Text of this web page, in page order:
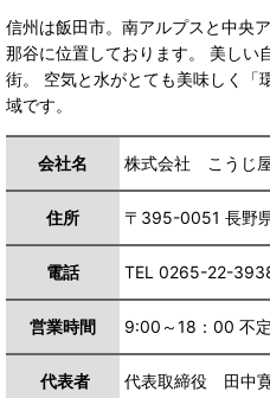
信州は飯田市。南アルプスと中央
那谷に位置しております。 美しい
街。 空気と水がとても美味しく「
域です。
会社名 株式会社 こうじ
住所 〒395-0051 長野
電話 TEL 0265-22-
営業時間 9:00～18：00 不
代表者 代表取締役 田中